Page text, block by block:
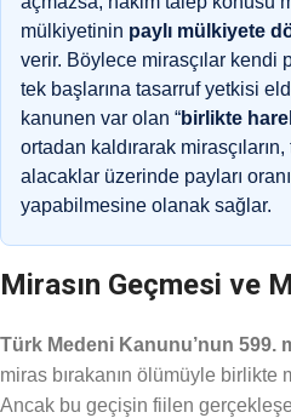
mülkiyetinin paylı mülkiyete
verir. Böylece mirasçılar kendi
tek başlarına tasarruf yetkisi
kanunen var olan “birlikte
ortadan kaldırarak
alacaklar üzerinde payları
yapabilmesine olanak sağlar.
Mirasın Geçmesi ve
Türk Medeni Kanunu’nun 599.
miras bırakanın ölümüyle birlikte
Ancak bu geçişin fiilen